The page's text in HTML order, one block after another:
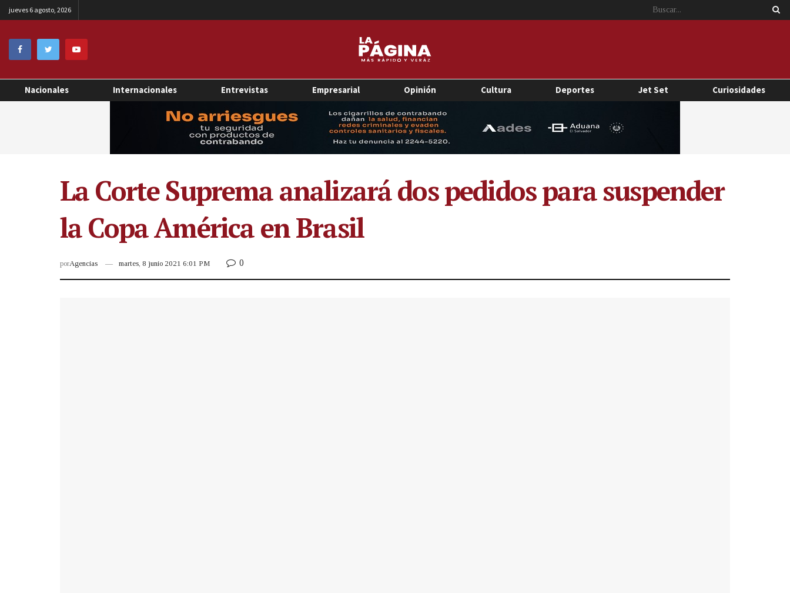
jueves 6 agosto, 2026
Nacionales Internacionales Entrevistas Empresarial Opinión Cultura Deportes Jet Set Curiosidades
La Corte Suprema analizará dos pedidos para suspender
la Copa América en Brasil
porAgencias martes, 8 junio 2021 6:01 PM 0